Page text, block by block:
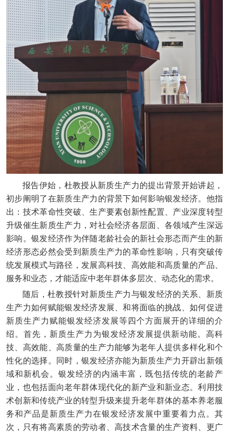
报告伊始，杜教授从新质生产力的提出背景开始讲起，
初步阐明了在新质生产力的背景下如何影响银发经济。他指
出：技术革命性突破、生产要素创新性配置、产业深度转型
升级催生新质生产力，对社会经济各层面、各领域产生深远
影响。银发经济作为伴随老龄社会的新社会形态而产生的新
经济形态必然会受到新质生产力的革命性影响，只有突破传
统发展模式与路径，发展高科技、高效能和高质量的产品、
服务和业态，才能适应中老年群体多层次、动态化的需求。
随后，杜教授针对新质生产力与银发经济的关系、新质
生产力如何赋能银发经济发展、和将面临的挑战、如何促进
新质生产力赋能银发经济发展等四个方面展开的详细的介
绍。首先，新质生产力为银发经济发展提供新动能。高科
技、高效能、高质量的生产力能够为老年人提供多样化和个
性化的选择。同时，银发经济亦能为新质生产力开辟出新领
域和新机会。银发经济的内涵丰富，既包括传统的老龄产
业，也包括面向老年群体现代化的新产业和新业态。利用技
术创新和传统产业的转型升级来提升老年群体的基本养老服
务和产品是新质生产力在银发经济发展中重要着力点。其
次，只有将高素质的劳动者、高技术含量的生产资料、更广